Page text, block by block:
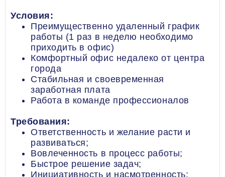
Условия:
Преимущественно удаленный график
работы (1 раз в неделю необходимо
приходить в офис)
Комфортный офис недалеко от центра
города
Стабильная и своевременная
заработная плата
Работа в команде профессионалов
Требования:
Ответственность и желание расти и
развиваться;
Вовлеченность в процесс работы;
Быстрое решение задач;
Инициативность и насмотренность;